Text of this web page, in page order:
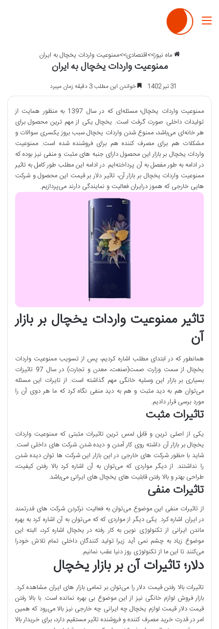
منو
ماه نیوز>>اقتصادی>>ممنوعیت واردات یخچال به ایران
ممنوعیت واردات یخچال به ایران
31 تیر 1402 خواندن این مطلب 3 دقیقه زمان میبرد
ممنوعیت واردات یخچال؛ مسئله‎‌ای که در سال 1397 به منظور همایت از
تولیدات داخلی صورت گرفت است. یخچال یکی از مهم ترین محصول برای
هر خانه‌ای می‌باشد، ممنوع شدن واردات یخچال سبب بروز یکسری سوالات و
مشکلات هم برای مصرف کننده هم برای فروشنده شده است. ممنوعیت
واردات یخچال بر بازار این محصول دارای جنبه های مثبت و منفی نیز بوده که
در ادامه به طور مفصل به آن پرداخته‌ایم. در ادامه این مطلب طور کامل به تاثیر
ممنوعیت واردات یخچال بر بازار آن، تاثیر دلار بر قیمت این محصول و شرکت
هایی خارجی که هموز درایران فعالیت و نمایندگی دارند می‌پردازیم.
تاثیر ممنوعیت واردات یخچال بر بازار
آن
همانطور که در ابتدای مطلب اشاره کردیم، پس از تسویب ممنوعیت واردات
یخچال از سمت وزارت صمت(صنعت، معدن و تجارت) در سال 97 تاثیزات
بسیاری بر بازار این وسلیه خانگی مهم گذاشته است. از تایرات این مسئله
می‌توان هم به دید مثبت و هم به دید منفی نگاه کرد که ما هر دوی آن را
مورد برسی قرار دادیم.
تاثیرات مثبت
یکی از اصلی ترین و قابل لمس ترین تاثیرات مثبتی که ممنوعیت واردات
یخچال بر بازار آن داشته روی کار آمدن و دیده شدن شرکت های داخلی است.
شاید با حظور شرکت های خارجی در این بازار این شرکت ها توان دیده شدن
را نداشتند. از دیگر مواردی که می‌توان به آن اشاره کرد بالا رفتن کیفیت،
طراحی بهتر و بالا رفتن قابلیت های یخچال های ایرانی می‌باشد.
تاثیرات منفی
از تاثیرات منفی این موضوع می‌توان به فعالیت نرکردن شرکت های قدرتمند
در ایران اشاره کرد. یکی دیگر از مواردی که که می‌توان به آن اشاره کرد به بهره
ماندن ایرانی از تکنولوژی نوین به کار رفته در یخچال اشاره کرد، البته این
موضوع زیاد به چشم نمی آید زیرا تولید کنندگان داخلی تمام تلاش خودرا
می‌کنند تا این ما از تکنولوژی روز دنیا عقب نمانیم.
دلار؛ تاثیرات آن بر بازار یخچال
تاثیرات بالا رفتن قیمت دلار را می‌توان بر تمامی بازار های ایران مشاهده کرد.
بازار فروش لوازم خانگی نیز از این موضوع بی بهره نمانده است. با بالا رفتن
قیمت دلار قیمت لوازم یخچال چه ایرانی چه خارجی نیز بالا می‌رود که همین
امر در قدرت خرید مصرف کننده و فروشنده تاثیر مستقیم دارد، برای خریدار بالا